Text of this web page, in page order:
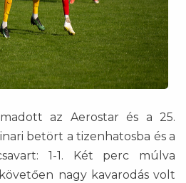
az Aerostar és a 25.
betört a tizenhatosba és a
1-1. Két perc múlva
nagy kavarodás volt